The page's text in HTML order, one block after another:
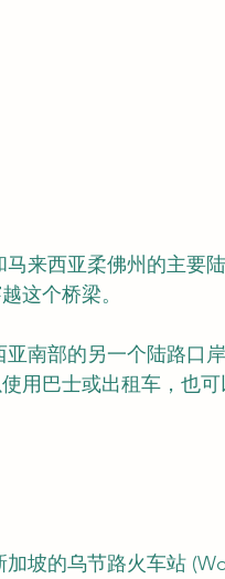
马来西亚柔佛州的主要
这个桥梁。
亚南部的另一个陆路口
用巴士或出租车，也
坡的乌节路火车站